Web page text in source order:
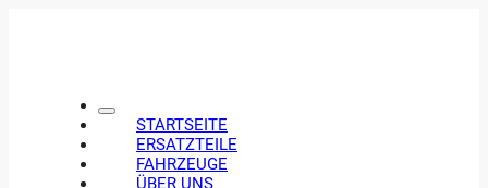
STARTSEITE
ERSATZTEILE
FAHRZEUGE
ÜBER UNS